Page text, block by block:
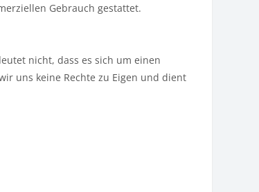
Gebrauch gestattet.
nicht, dass es sich um einen
uns keine Rechte zu Eigen und dient